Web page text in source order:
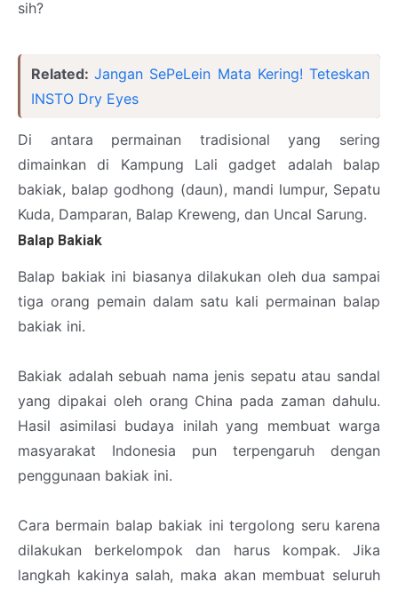
sih?
Related:Jangan SePeLein Mata Kering! Teteskan
INSTO Dry Eyes
Di antara permainan tradisional yang sering
dimainkan di Kampung Lali gadget adalah balap
bakiak, balap godhong (daun), mandi lumpur, Sepatu
Kuda, Damparan, Balap Kreweng, dan Uncal Sarung.
Balap Bakiak
Balap bakiak ini biasanya dilakukan oleh dua sampai
tiga orang pemain dalam satu kali permainan balap
bakiak ini.
Bakiak adalah sebuah nama jenis sepatu atau sandal
yang dipakai oleh orang China pada zaman dahulu.
Hasil asimilasi budaya inilah yang membuat warga
masyarakat Indonesia pun terpengaruh dengan
penggunaan bakiak ini.
Cara bermain balap bakiak ini tergolong seru karena
dilakukan berkelompok dan harus kompak. Jika
langkah kakinya salah, maka akan membuat seluruh